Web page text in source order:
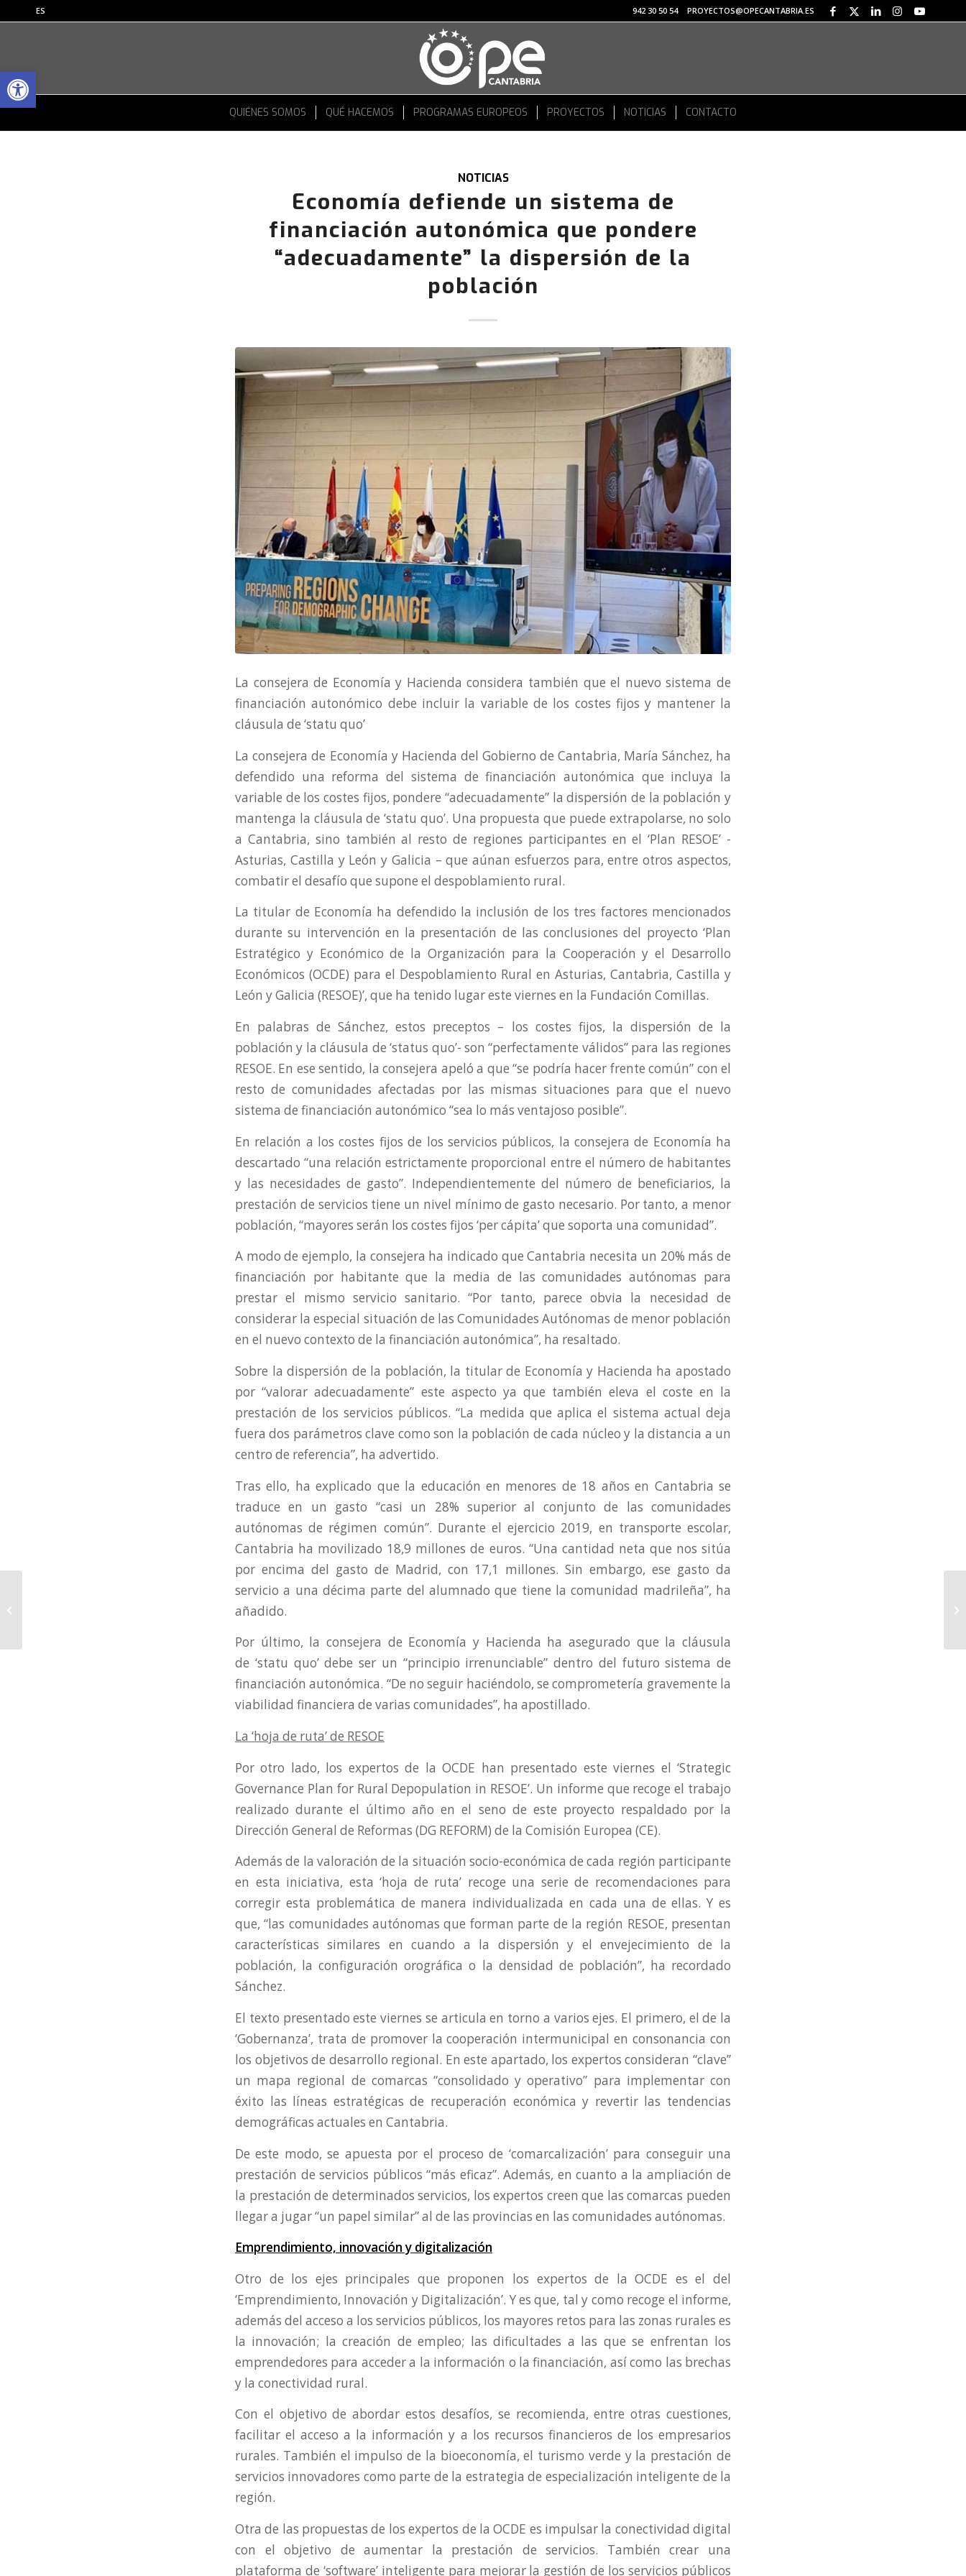
Abrir barra de herramientas
ES 942 30 50 54 PROYECTOS@OPECANTABRIA.ES
QUIÉNES SOMOS QUÉ HACEMOS PROGRAMAS EUROPEOS PROYECTOS NOTICIAS CONTACTO
NOTICIAS
Economía defiende un sistema de
financiación autonómica que pondere
“adecuadamente” la dispersión de la
población
La consejera de Economía y Hacienda considera también que el nuevo sistema de
financiación autonómico debe incluir la variable de los costes fijos y mantener la
cláusula de ‘statu quo’
La consejera de Economía y Hacienda del Gobierno de Cantabria, María Sánchez, ha
defendido una reforma del sistema de financiación autonómica que incluya la
variable de los costes fijos, pondere “adecuadamente” la dispersión de la población y
mantenga la cláusula de ‘statu quo’. Una propuesta que puede extrapolarse, no solo
a Cantabria, sino también al resto de regiones participantes en el ‘Plan RESOE’ -
Asturias, Castilla y León y Galicia – que aúnan esfuerzos para, entre otros aspectos,
combatir el desafío que supone el despoblamiento rural.
La titular de Economía ha defendido la inclusión de los tres factores mencionados
durante su intervención en la presentación de las conclusiones del proyecto ‘Plan
Estratégico y Económico de la Organización para la Cooperación y el Desarrollo
Económicos (OCDE) para el Despoblamiento Rural en Asturias, Cantabria, Castilla y
León y Galicia (RESOE)’, que ha tenido lugar este viernes en la Fundación Comillas.
En palabras de Sánchez, estos preceptos – los costes fijos, la dispersión de la
población y la cláusula de ‘status quo’- son “perfectamente válidos” para las regiones
RESOE. En ese sentido, la consejera apeló a que “se podría hacer frente común” con el
resto de comunidades afectadas por las mismas situaciones para que el nuevo
sistema de financiación autonómico “sea lo más ventajoso posible”.
En relación a los costes fijos de los servicios públicos, la consejera de Economía ha
descartado “una relación estrictamente proporcional entre el número de habitantes
y las necesidades de gasto”. Independientemente del número de beneficiarios, la
prestación de servicios tiene un nivel mínimo de gasto necesario. Por tanto, a menor
población, “mayores serán los costes fijos ‘per cápita’ que soporta una comunidad”.
A modo de ejemplo, la consejera ha indicado que Cantabria necesita un 20% más de
financiación por habitante que la media de las comunidades autónomas para
prestar el mismo servicio sanitario. “Por tanto, parece obvia la necesidad de
considerar la especial situación de las Comunidades Autónomas de menor población
en el nuevo contexto de la financiación autonómica”, ha resaltado.
Sobre la dispersión de la población, la titular de Economía y Hacienda ha apostado
por “valorar adecuadamente” este aspecto ya que también eleva el coste en la
prestación de los servicios públicos. “La medida que aplica el sistema actual deja
fuera dos parámetros clave como son la población de cada núcleo y la distancia a un
centro de referencia”, ha advertido.
Tras ello, ha explicado que la educación en menores de 18 años en Cantabria se
traduce en un gasto “casi un 28% superior al conjunto de las comunidades
autónomas de régimen común”. Durante el ejercicio 2019, en transporte escolar,
Cantabria ha movilizado 18,9 millones de euros. “Una cantidad neta que nos sitúa
por encima del gasto de Madrid, con 17,1 millones. Sin embargo, ese gasto da
servicio a una décima parte del alumnado que tiene la comunidad madrileña”, ha
añadido.
Por último, la consejera de Economía y Hacienda ha asegurado que la cláusula
de ‘statu quo’ debe ser un “principio irrenunciable” dentro del futuro sistema de
financiación autonómica. “De no seguir haciéndolo, se comprometería gravemente la
viabilidad financiera de varias comunidades”, ha apostillado.
La ‘hoja de ruta’ de RESOE
Por otro lado, los expertos de la OCDE han presentado este viernes el ‘Strategic
Governance Plan for Rural Depopulation in RESOE’. Un informe que recoge el trabajo
realizado durante el último año en el seno de este proyecto respaldado por la
Dirección General de Reformas (DG REFORM) de la Comisión Europea (CE).
Además de la valoración de la situación socio-económica de cada región participante
en esta iniciativa, esta ‘hoja de ruta’ recoge una serie de recomendaciones para
corregir esta problemática de manera individualizada en cada una de ellas. Y es
que, “las comunidades autónomas que forman parte de la región RESOE, presentan
características similares en cuando a la dispersión y el envejecimiento de la
población, la configuración orográfica o la densidad de población”, ha recordado
Sánchez.
El texto presentado este viernes se articula en torno a varios ejes. El primero, el de la
‘Gobernanza’, trata de promover la cooperación intermunicipal en consonancia con
los objetivos de desarrollo regional. En este apartado, los expertos consideran “clave”
un mapa regional de comarcas “consolidado y operativo” para implementar con
éxito las líneas estratégicas de recuperación económica y revertir las tendencias
demográficas actuales en Cantabria.
De este modo, se apuesta por el proceso de ‘comarcalización’ para conseguir una
prestación de servicios públicos “más eficaz”. Además, en cuanto a la ampliación de
la prestación de determinados servicios, los expertos creen que las comarcas pueden
llegar a jugar “un papel similar” al de las provincias en las comunidades autónomas.
Emprendimiento, innovación y digitalización
Otro de los ejes principales que proponen los expertos de la OCDE es el del
‘Emprendimiento, Innovación y Digitalización’. Y es que, tal y como recoge el informe,
además del acceso a los servicios públicos, los mayores retos para las zonas rurales es
la innovación; la creación de empleo; las dificultades a las que se enfrentan los
emprendedores para acceder a la información o la financiación, así como las brechas
y la conectividad rural.
Con el objetivo de abordar estos desafíos, se recomienda, entre otras cuestiones,
facilitar el acceso a la información y a los recursos financieros de los empresarios
rurales. También el impulso de la bioeconomía, el turismo verde y la prestación de
servicios innovadores como parte de la estrategia de especialización inteligente de la
región.
Otra de las propuestas de los expertos de la OCDE es impulsar la conectividad digital
con el objetivo de aumentar la prestación de servicios. También crear una
plataforma de ‘software’ inteligente para mejorar la gestión de los servicios públicos